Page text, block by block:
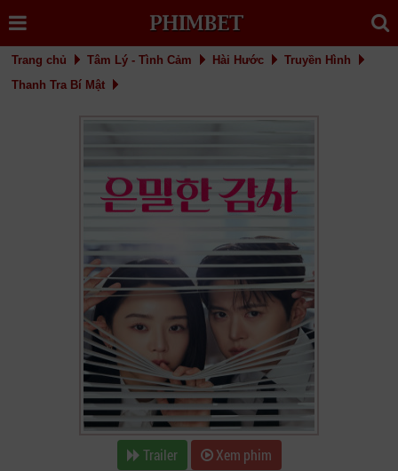
Trang chủ Tâm Lý - Tình Cảm Hài Hước
Truyền Hình
Thanh Tra Bí Mật
Trailer Xem phim